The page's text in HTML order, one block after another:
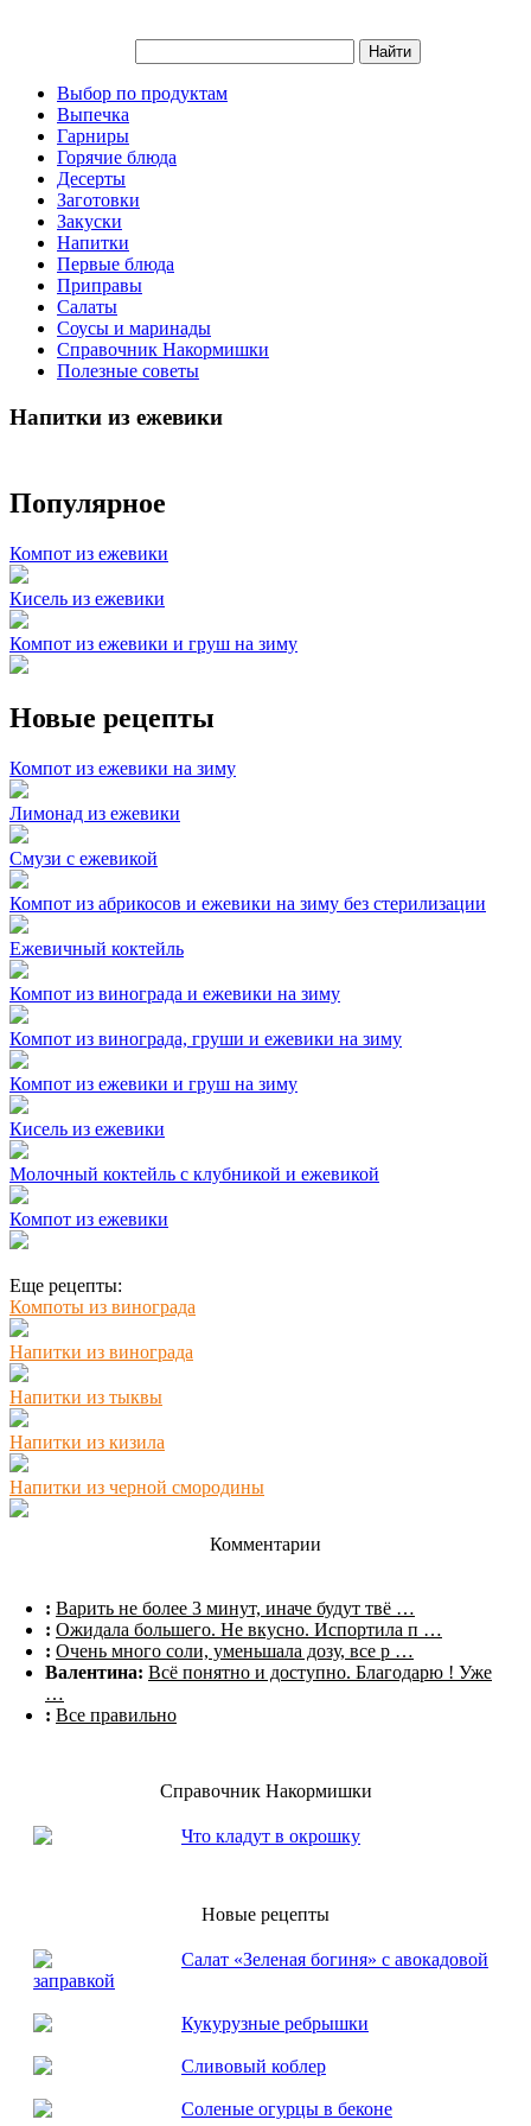
Выбор по продуктам
Выпечка
Гарниры
Горячие блюда
Десерты
Заготовки
Закуски
Напитки
Первые блюда
Приправы
Салаты
Соусы и маринады
Справочник Накормишки
Полезные советы
Напитки из ежевики
Популярное
Компот из ежевики
Кисель из ежевики
Компот из ежевики и груш на зиму
Новые рецепты
Компот из ежевики на зиму
Лимонад из ежевики
Смузи с ежевикой
Компот из абрикосов и ежевики на зиму без стерилизации
Ежевичный коктейль
Компот из винограда и ежевики на зиму
Компот из винограда, груши и ежевики на зиму
Компот из ежевики и груш на зиму
Кисель из ежевики
Молочный коктейль с клубникой и ежевикой
Компот из ежевики
Еще рецепты:
Компоты из винограда
Напитки из винограда
Напитки из тыквы
Напитки из кизила
Напитки из черной смородины
Комментарии
: Варить не более 3 минут, иначе будут твё …
: Ожидала большего. Не вкусно. Испортила п …
: Очень много соли, уменьшала дозу, все р …
Валентина: Всё понятно и доступно. Благодарю ! Уже
…
: Все правильно
Справочник Накормишки
Что кладут в окрошку
Новые рецепты
Салат «Зеленая богиня» с авокадовой
заправкой
Кукурузные ребрышки
Сливовый коблер
Соленые огурцы в беконе